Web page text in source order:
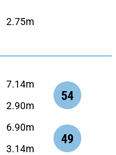
2.75m
7.14m
2.90m
54
6.90m
3.14m
49